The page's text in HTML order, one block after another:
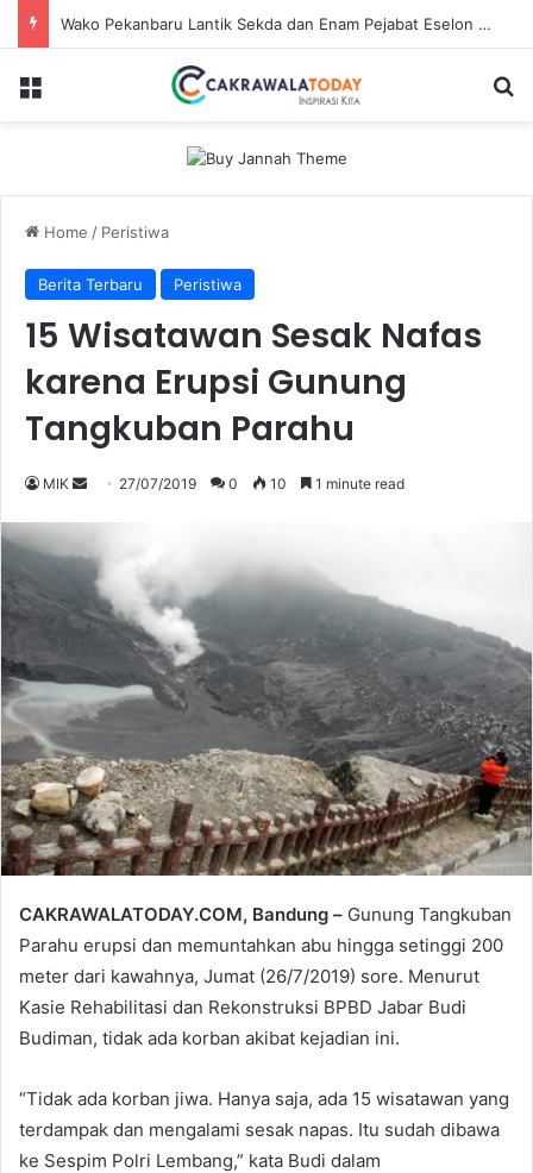
Wako Pekanbaru Lantik Sekda dan Enam Pejabat Eselon Lainnya
Menu
Home / Peristiwa
Berita Terbaru Peristiwa
15 Wisatawan Sesak Nafas
karena Erupsi Gunung
Tangkuban Parahu
MIK
Send 27/07/2019 0 10 1 minute read
CAKRAWALATODAY.COM, Bandung – Gunung Tangkuban
Parahu erupsi dan memuntahkan abu hingga setinggi 200
meter dari kawahnya, Jumat (26/7/2019) sore. Menurut
Kasie Rehabilitasi dan Rekonstruksi BPBD Jabar Budi
Budiman, tidak ada korban akibat kejadian ini.
“Tidak ada korban jiwa. Hanya saja, ada 15 wisatawan yang
terdampak dan mengalami sesak napas. Itu sudah dibawa
ke Sespim Polri Lembang,” kata Budi dalam